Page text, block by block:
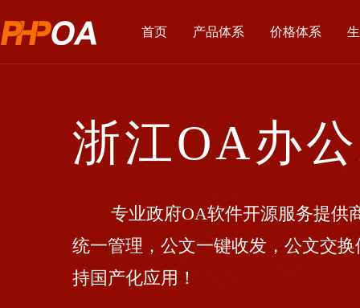
首页 产品体系 价格体系
浙江OA办
专业政府OA软件开源服务提供商
统一管理，公文一键收发，公文交
持国产化应用！